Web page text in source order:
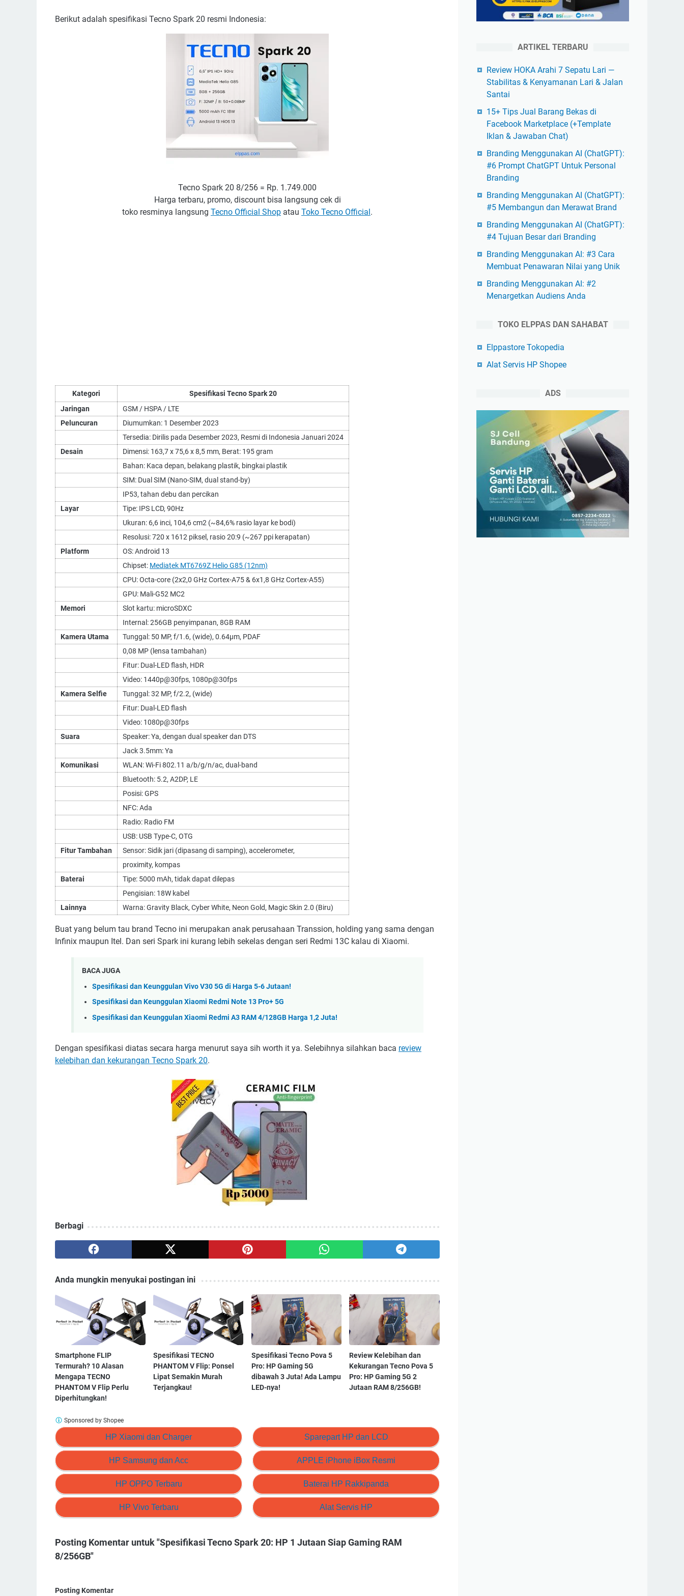
Berikut adalah spesifikasi Tecno Spark 20 resmi Indonesia:
Tecno Spark 20 8/256 = Rp. 1.749.000
Harga terbaru, promo, discount bisa langsung cek di
toko resminya langsung Tecno Official Shop atau Toko Tecno Official.
Kategori
Spesifikasi Tecno Spark 20
Jaringan
GSM / HSPA / LTE
Peluncuran
Diumumkan: 1 Desember 2023
Tersedia: Dirilis pada Desember 2023, Resmi di Indonesia Januari 2024
Desain
Dimensi: 163,7 x 75,6 x 8,5 mm, Berat: 195 gram
Bahan: Kaca depan, belakang plastik, bingkai plastik
SIM: Dual SIM (Nano-SIM, dual stand-by)
IP53, tahan debu dan percikan
Layar
Tipe: IPS LCD, 90Hz
Ukuran: 6,6 inci, 104,6 cm2 (~84,6% rasio layar ke bodi)
Resolusi: 720 x 1612 piksel, rasio 20:9 (~267 ppi kerapatan)
Platform
OS: Android 13
Chipset: Mediatek MT6769Z Helio G85 (12nm)
CPU: Octa-core (2x2,0 GHz Cortex-A75 & 6x1,8 GHz Cortex-A55)
GPU: Mali-G52 MC2
Memori
Slot kartu: microSDXC
Internal: 256GB penyimpanan, 8GB RAM
Kamera Utama
Tunggal: 50 MP, f/1.6, (wide), 0.64µm, PDAF
0,08 MP (lensa tambahan)
Fitur: Dual-LED flash, HDR
Video: 1440p@30fps, 1080p@30fps
Kamera Selfie
Tunggal: 32 MP, f/2.2, (wide)
Fitur: Dual-LED flash
Video: 1080p@30fps
Suara
Speaker: Ya, dengan dual speaker dan DTS
Jack 3.5mm: Ya
Komunikasi
WLAN: Wi-Fi 802.11 a/b/g/n/ac, dual-band
Bluetooth: 5.2, A2DP, LE
Posisi: GPS
NFC: Ada
Radio: Radio FM
USB: USB Type-C, OTG
Fitur Tambahan
Sensor: Sidik jari (dipasang di samping), accelerometer,
proximity, kompas
Baterai
Tipe: 5000 mAh, tidak dapat dilepas
Pengisian: 18W kabel
Lainnya
Warna: Gravity Black, Cyber White, Neon Gold, Magic Skin 2.0 (Biru)
Buat yang belum tau brand Tecno ini merupakan anak perusahaan Transsion, holding yang sama dengan
Infinix maupun Itel. Dan seri Spark ini kurang lebih sekelas dengan seri Redmi 13C kalau di Xiaomi.
BACA JUGA
Spesifikasi dan Keunggulan Vivo V30 5G di Harga 5-6 Jutaan!
Spesifikasi dan Keunggulan Xiaomi Redmi Note 13 Pro+ 5G
Spesifikasi dan Keunggulan Xiaomi Redmi A3 RAM 4/128GB Harga 1,2 Juta!
Dengan spesifikasi diatas secara harga menurut saya sih worth it ya. Selebihnya silahkan baca review
kelebihan dan kekurangan Tecno Spark 20.
Berbagi
Anda mungkin menyukai postingan ini
Smartphone FLIP
Termurah? 10 Alasan
Mengapa TECNO
PHANTOM V Flip Perlu
Diperhitungkan!
Spesifikasi TECNO
PHANTOM V Flip: Ponsel
Lipat Semakin Murah
Terjangkau!
Spesifikasi Tecno Pova 5
Pro: HP Gaming 5G
dibawah 3 Juta! Ada Lampu
LED-nya!
Review Kelebihan dan
Kekurangan Tecno Pova 5
Pro: HP Gaming 5G 2
Jutaan RAM 8/256GB!
HP Xiaomi dan Charger
HP Samsung dan Acc
HP OPPO Terbaru
HP Vivo Terbaru
Sparepart HP dan LCD
APPLE iPhone iBox Resmi
Baterai HP Rakkipanda
Alat Servis HP
Sponsored by Shopee
Posting Komentar untuk "Spesifikasi Tecno Spark 20: HP 1 Jutaan Siap Gaming RAM
8/256GB"
Posting Komentar
ARTIKEL TERBARU
Review HOKA Arahi 7 Sepatu Lari —
Stabilitas & Kenyamanan Lari & Jalan
Santai
15+ Tips Jual Barang Bekas di
Facebook Marketplace (+Template
Iklan & Jawaban Chat)
Branding Menggunakan AI (ChatGPT):
#6 Prompt ChatGPT Untuk Personal
Branding
Branding Menggunakan AI (ChatGPT):
#5 Membangun dan Merawat Brand
Branding Menggunakan AI (ChatGPT):
#4 Tujuan Besar dari Branding
Branding Menggunakan AI: #3 Cara
Membuat Penawaran Nilai yang Unik
Branding Menggunakan AI: #2
Menargetkan Audiens Anda
TOKO ELPPAS DAN SAHABAT
Elppastore Tokopedia
Alat Servis HP Shopee
ADS